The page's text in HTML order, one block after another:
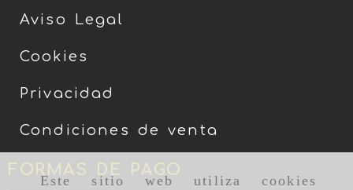
Este sitio web utiliza cookies
Aviso Legal
Cookies
Privacidad
Condiciones de venta
FORMAS DE PAGO